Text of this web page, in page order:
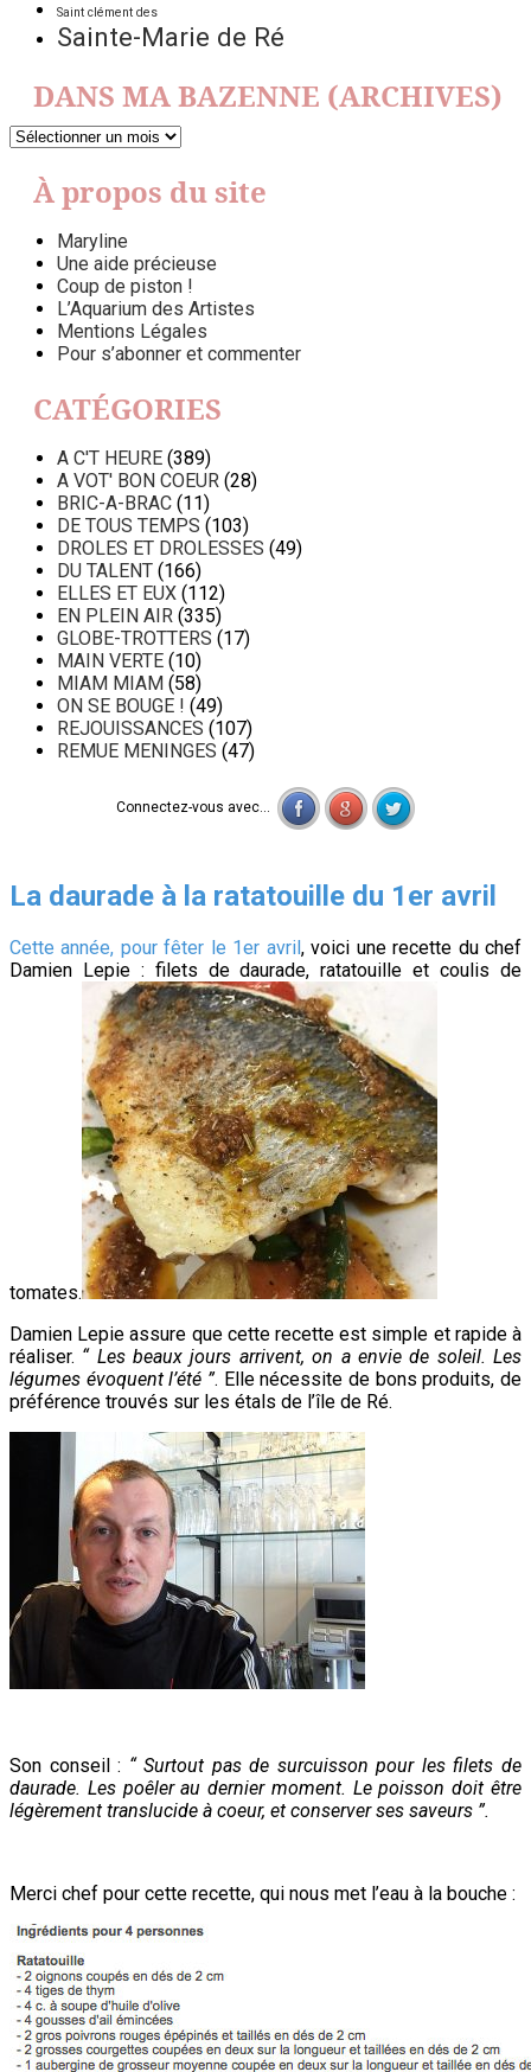
Saint clément des
Sainte-Marie de Ré
DANS MA BAZENNE (ARCHIVES)
DANS
BAZENNE
(ARCHIVES)
À propos du site
Maryline
Une aide précieuse
Coup de piston !
L’Aquarium des Artistes
Mentions Légales
Pour s’abonner et commenter
CATÉGORIES
A C'T HEURE (389)
A VOT' BON COEUR (28)
BRIC-A-BRAC (11)
DE TOUS TEMPS (103)
DROLES ET DROLESSES (49)
DU TALENT (166)
ELLES ET EUX (112)
EN PLEIN AIR (335)
GLOBE-TROTTERS (17)
MAIN VERTE (10)
MIAM MIAM (58)
ON SE BOUGE ! (49)
REJOUISSANCES (107)
REMUE MENINGES (47)
Connectez-vous avec...
La daurade à la ratatouille du 1er avril
Cette année, pour fêter le 1er avril, voici une recette du chef
Damien Lepie : filets de daurade, ratatouille et coulis de
tomates.
Damien Lepie assure que cette recette est simple et rapide à
réaliser. “ Les beaux jours arrivent, on a envie de soleil. Les
légumes évoquent l’été ”. Elle nécessite de bons produits, de
préférence trouvés sur les étals de l’île de Ré.
Son conseil : “ Surtout pas de surcuisson pour les filets de
daurade. Les poêler au dernier moment. Le poisson doit être
légèrement translucide à coeur, et conserver ses saveurs ”.
Merci chef pour cette recette, qui nous met l’eau à la bouche :